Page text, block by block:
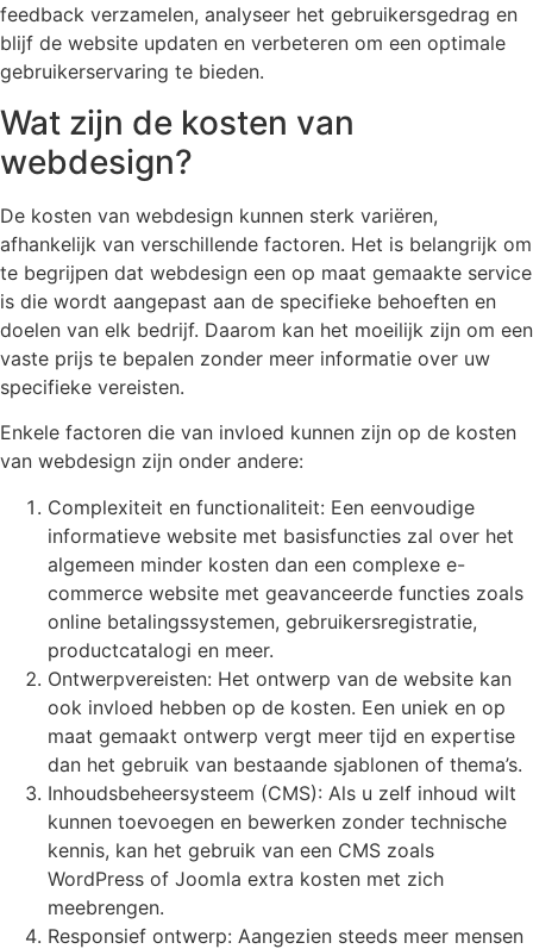
feedback verzamelen, analyseer het gebruikersgedrag en
blijf de website updaten en verbeteren om een optimale
gebruikerservaring te bieden.
Wat zijn de kosten van
webdesign?
De kosten van webdesign kunnen sterk variëren,
afhankelijk van verschillende factoren. Het is belangrijk om
te begrijpen dat webdesign een op maat gemaakte service
is die wordt aangepast aan de specifieke behoeften en
doelen van elk bedrijf. Daarom kan het moeilijk zijn om een
vaste prijs te bepalen zonder meer informatie over uw
specifieke vereisten.
Enkele factoren die van invloed kunnen zijn op de kosten
van webdesign zijn onder andere:
Complexiteit en functionaliteit: Een eenvoudige
informatieve website met basisfuncties zal over het
algemeen minder kosten dan een complexe e-
commerce website met geavanceerde functies zoals
online betalingssystemen, gebruikersregistratie,
productcatalogi en meer.
Ontwerpvereisten: Het ontwerp van de website kan
ook invloed hebben op de kosten. Een uniek en op
maat gemaakt ontwerp vergt meer tijd en expertise
dan het gebruik van bestaande sjablonen of thema’s.
Inhoudsbeheersysteem (CMS): Als u zelf inhoud wilt
kunnen toevoegen en bewerken zonder technische
kennis, kan het gebruik van een CMS zoals
WordPress of Joomla extra kosten met zich
meebrengen.
Responsief ontwerp: Aangezien steeds meer mensen